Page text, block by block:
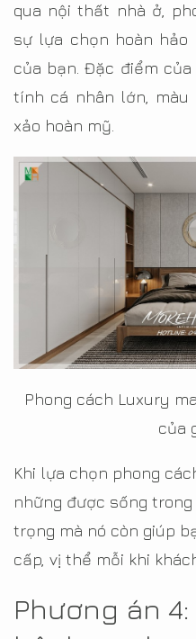
qua nội thất nhà ở,
sự lựa chọn hoàn hảo
của bạn. Đặc điểm
tính cá nhân lớn,
xảo hoàn mỹ.
Phong cách Luxury
của
Khi lựa chọn phong
những được sống
trọng mà nó còn giúp
cấp, vị thể mỗi khi
Phương án